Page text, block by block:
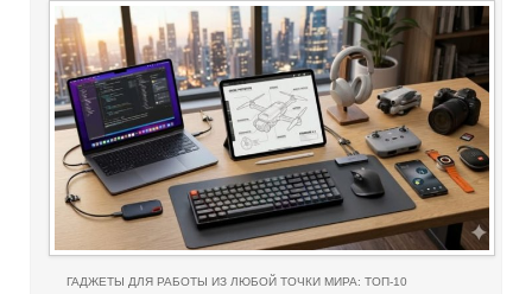
ГАДЖЕТЫ ДЛЯ РАБОТЫ ИЗ ЛЮБОЙ ТОЧКИ МИРА: ТОП-10